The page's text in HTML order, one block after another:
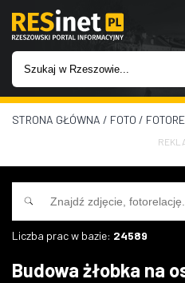
WIADOMOŚCI
INWESTYCJE
IMPREZY
STRONA GŁÓWNA / FOTO /
Liczba prac w bazie: 24589
Budowa żłobka na